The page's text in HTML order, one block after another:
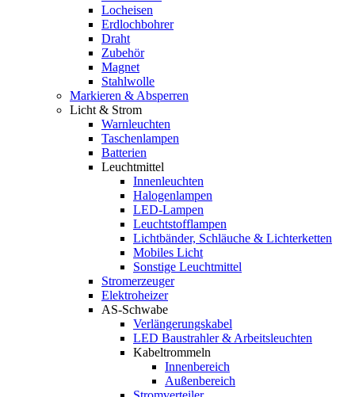
Locheisen
Erdlochbohrer
Draht
Zubehör
Magnet
Stahlwolle
Markieren & Absperren
Licht & Strom
Warnleuchten
Taschenlampen
Batterien
Leuchtmittel
Innenleuchten
Halogenlampen
LED-Lampen
Leuchtstofflampen
Lichtbänder, Schläuche & Lichterketten
Mobiles Licht
Sonstige Leuchtmittel
Stromerzeuger
Elektroheizer
AS-Schwabe
Verlängerungskabel
LED Baustrahler & Arbeitsleuchten
Kabeltrommeln
Innenbereich
Außenbereich